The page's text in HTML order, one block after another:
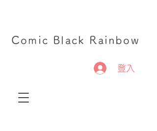
Comic Black Rainbow
登入